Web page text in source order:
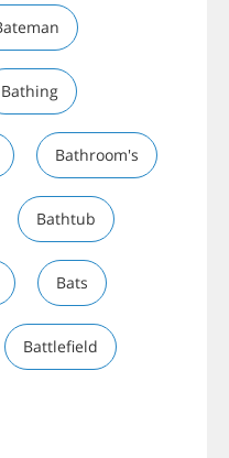
Bathing
Bathroom's
Bathtub
Bats
Battlefield